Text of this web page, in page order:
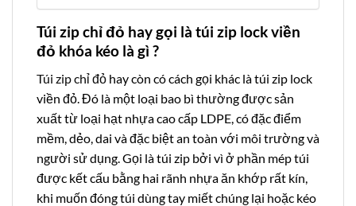
Túi zip chỉ đỏ hay gọi là túi zip lock viền
đỏ khóa kéo là gì ?
Túi zip chỉ đỏ hay còn có cách gọi khác là túi zip lock
viền đỏ. Đó là một loại bao bì thường được sản
xuất từ loại hạt nhựa cao cấp LDPE, có đặc điểm
mềm, dẻo, dai và đặc biệt an toàn với môi trường và
người sử dụng. Gọi là túi zip bởi vì ở phần mép túi
được kết cấu bằng hai rãnh nhựa ăn khớp rất kín,
khi muốn đóng túi dùng tay miết chúng lại hoặc kéo